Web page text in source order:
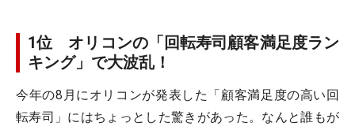
1位 オリコンの「回転寿司顧客満足度ラン
キング」で大波乱！
今年の8月にオリコンが発表した「顧客満足度の高い回
転寿司」にはちょっとした驚きがあった。なんと誰もが